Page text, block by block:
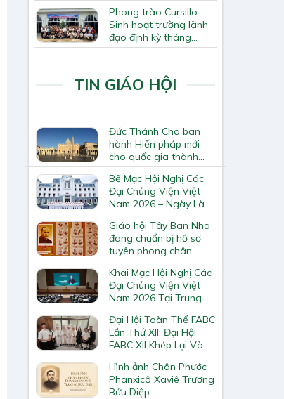
Phong trào Cursillo:
Sinh hoạt trường lãnh
đạo định kỳ tháng
7/2026
TIN GIÁO HỘI
Đức Thánh Cha ban
hành Hiến pháp mới
cho quốc gia thành
Vatican
Bế Mạc Hội Nghị Các
Đại Chủng Viện Việt
Nam 2026 – Ngày Làm
Việc Cuối Cùng
Giáo hội Tây Ban Nha
đang chuẩn bị hồ sơ
tuyên phong chân
phước và phong thánh
cho 3.344 vị
Khai Mạc Hội Nghị Các
Đại Chủng Viện Việt
Nam 2026 Tại Trung
Tâm Mục Vụ Giáo
Phận Vinh
Đại Hội Toàn Thể FABC
Lần Thứ XII: Đại Hội
FABC XII Khép Lại Và
Mở Ra Một Hành Trình
Mới Cho Giáo Hội Tại
Châu Á
Hình ảnh Chân Phước
Phanxicô Xaviê Trương
Bửu Diệp